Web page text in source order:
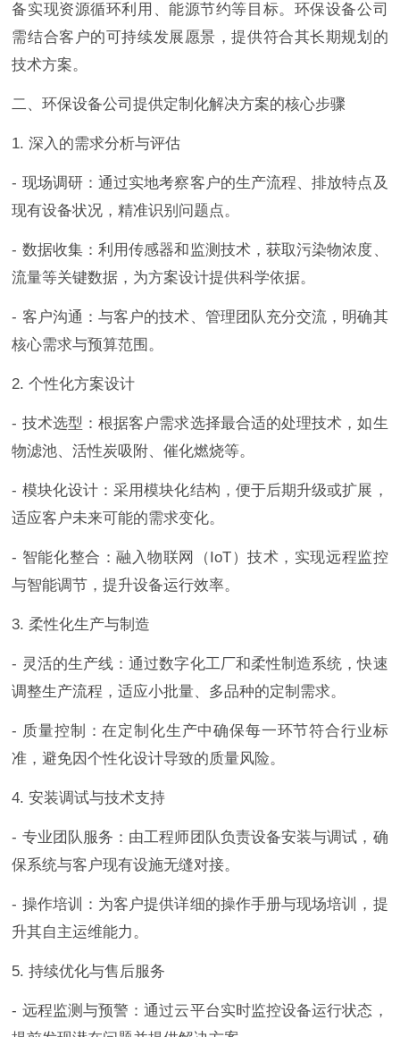
备实现资源循环利用、能源节约等目标。环保设备公司
需结合客户的可持续发展愿景，提供符合其长期规划的
技术方案。
二、环保设备公司提供定制化解决方案的核心步骤
1. 深入的需求分析与评估
- 现场调研：通过实地考察客户的生产流程、排放特点及
现有设备状况，精准识别问题点。
- 数据收集：利用传感器和监测技术，获取污染物浓度、
流量等关键数据，为方案设计提供科学依据。
- 客户沟通：与客户的技术、管理团队充分交流，明确其
核心需求与预算范围。
2. 个性化方案设计
- 技术选型：根据客户需求选择最合适的处理技术，如生
物滤池、活性炭吸附、催化燃烧等。
- 模块化设计：采用模块化结构，便于后期升级或扩展，
适应客户未来可能的需求变化。
- 智能化整合：融入物联网（IoT）技术，实现远程监控
与智能调节，提升设备运行效率。
3. 柔性化生产与制造
- 灵活的生产线：通过数字化工厂和柔性制造系统，快速
调整生产流程，适应小批量、多品种的定制需求。
- 质量控制：在定制化生产中确保每一环节符合行业标
准，避免因个性化设计导致的质量风险。
4. 安装调试与技术支持
- 专业团队服务：由工程师团队负责设备安装与调试，确
保系统与客户现有设施无缝对接。
- 操作培训：为客户提供详细的操作手册与现场培训，提
升其自主运维能力。
5. 持续优化与售后服务
- 远程监测与预警：通过云平台实时监控设备运行状态，